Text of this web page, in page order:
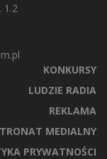
1.2
KONKURSY
LUDZIE RADIA
REKLAMA
MEDIALNY
PRYWATNOŚCI